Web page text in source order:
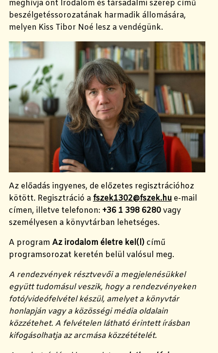
meghívja önt Irodalom és társadalmi szerep című
beszélgetéssorozatának harmadik állomására,
melyen Kiss Tibor Noé lesz a vendégünk.
Az előadás ingyenes, de előzetes regisztrációhoz
kötött. Regisztráció a fszek1302@fszek.hu e-mail
címen, illetve telefonon: +36 1 398 6280vagy
személyesen a könyvtárban lehetséges.
A program Az irodalom életre kel(l) című
programsorozat keretén belül valósul meg.
A rendezvények résztvevői a megjelenésükkel
együtt tudomásul veszik, hogy a rendezvényeken
fotó/videófelvétel készül, amelyet a könyvtár
honlapján vagy a közösségi média oldalain
közzétehet. A felvételen látható érintett írásban
kifogásolhatja az arcmása közzétételét.